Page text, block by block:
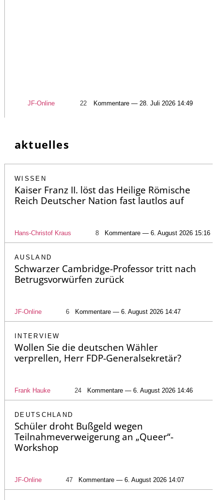
JF-Online 22 Kommentare — 28. Juli 2026 14:49
aktuelles
WISSEN
Kaiser Franz II. löst das Heilige Römische
Reich Deutscher Nation fast lautlos auf
Hans-Christof Kraus 8 Kommentare — 6. August 2026 15:16
AUSLAND
Schwarzer Cambridge-Professor tritt nach
Betrugsvorwürfen zurück
JF-Online 6 Kommentare — 6. August 2026 14:47
INTERVIEW
Wollen Sie die deutschen Wähler
verprellen, Herr FDP-Generalsekretär?
Frank Hauke 24 Kommentare — 6. August 2026 14:46
DEUTSCHLAND
Schüler droht Bußgeld wegen
Teilnahmeverweigerung an „Queer“-
Workshop
JF-Online 47 Kommentare — 6. August 2026 14:07